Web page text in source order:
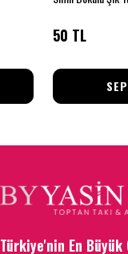
50 TL
Türkiye'nin En Büyük